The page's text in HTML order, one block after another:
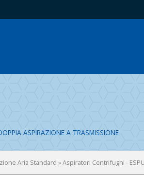
ASPIRAZIONE A TRASMISSIONE
Aria Standard »Aspiratori Centrifughi -